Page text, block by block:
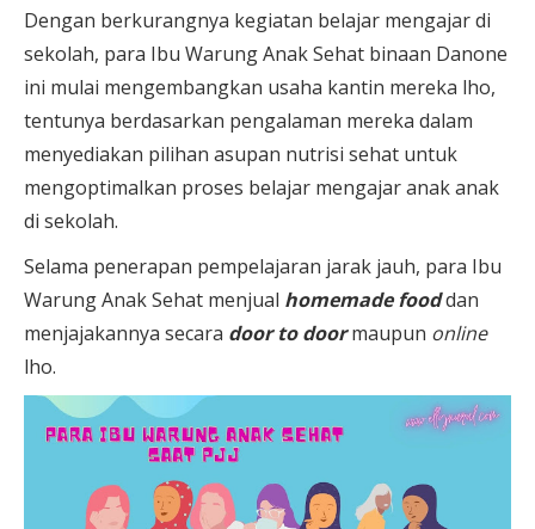
Dengan berkurangnya kegiatan belajar mengajar di
sekolah, para Ibu Warung Anak Sehat binaan Danone
ini mulai mengembangkan usaha kantin mereka lho,
tentunya berdasarkan pengalaman mereka dalam
menyediakan pilihan asupan nutrisi sehat untuk
mengoptimalkan proses belajar mengajar anak anak
di sekolah.
Selama penerapan pempelajaran jarak jauh, para Ibu
Warung Anak Sehat menjual homemade fooddan
menjajakannya secara door to doormaupun online
lho.